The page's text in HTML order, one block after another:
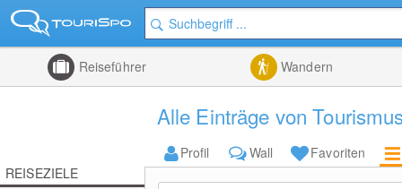
Reiseführer Wandern
Alle Einträge von
Profil Wall Favoriten
REISEZIELE